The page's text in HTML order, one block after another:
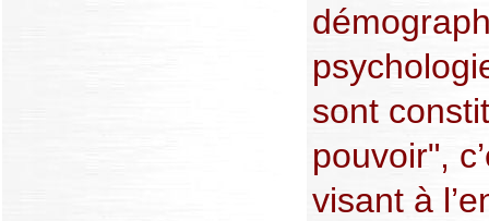
sont
pouvoir",
visant à